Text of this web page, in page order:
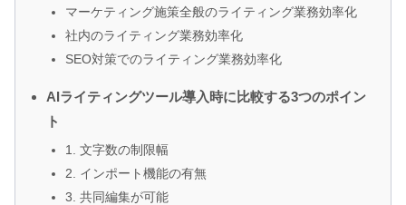
マーケティング施策全般のライティング業務効率化
社内のライティング業務効率化
SEO対策でのライティング業務効率化
AIライティングツール導入時に比較する3つのポイン
ト
1. 文字数の制限幅
2. インポート機能の有無
3. 共同編集が可能